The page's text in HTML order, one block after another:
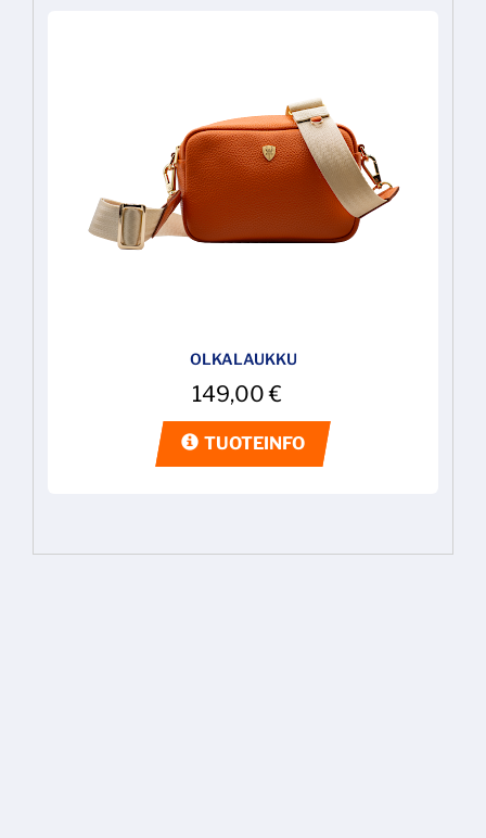
OLKALAUKKU
149,00€
TUOTEINFO